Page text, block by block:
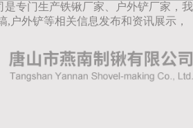
是专门生产铁锹厂家、户外铲厂家，我
,户外铲等相关信息发布和资讯展示，